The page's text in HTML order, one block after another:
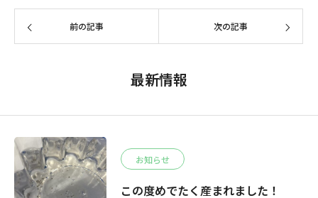
前の記事 次の記事
最新情報
お知らせ
この度めでたく産まれました！